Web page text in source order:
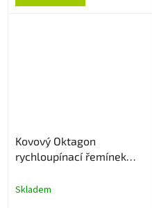
Kovový Oktagon
rychloupínací řemínek
Skladem